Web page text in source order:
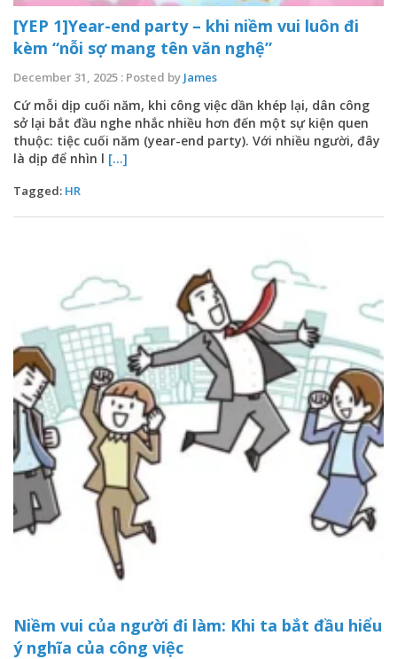
[YEP 1]Year-end party – khi niềm vui luôn đi
kèm “nỗi sợ mang tên văn nghệ”
December 31, 2025 : Posted by James
Cứ mỗi dịp cuối năm, khi công việc dần khép lại, dân công
sở lại bắt đầu nghe nhắc nhiều hơn đến một sự kiện quen
thuộc: tiệc cuối năm (year-end party). Với nhiều người, đây
là dịp để nhìn l [...]
Tagged: HR
Niềm vui của người đi làm: Khi ta bắt đầu hiểu
ý nghĩa của công việc